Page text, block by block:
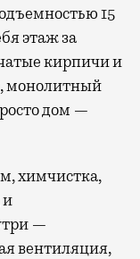
15
этаж за
кирпичи и
монолитный
дом —
химчистка,
и
—
вентиляция,